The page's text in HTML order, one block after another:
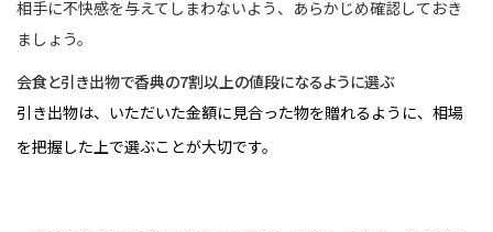
相手に不快感を与えてしまわないよう、あらかじめ確認しておき
ましょう。
会食と引き出物で香典の7割以上の値段になるように選ぶ
引き出物は、いただいた金額に見合った物を贈れるように、相場
を把握した上で選ぶことが大切です。